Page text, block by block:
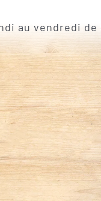
au vendredi de